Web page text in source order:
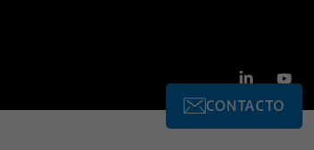
CONTACTO